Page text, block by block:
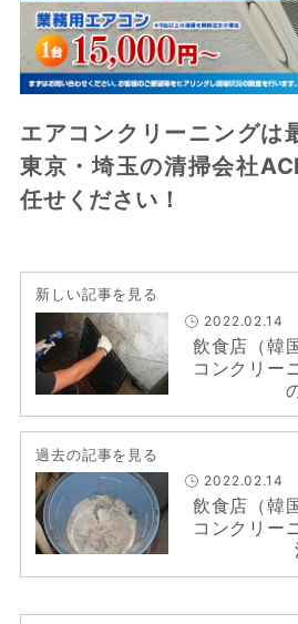
エアコンクリーニングは
東京・埼玉の清掃会社
任せください！
新しい記事を見る
2022.02.14
飲食店（韓
コンクリー
過去の記事を見る
2022.02.14
飲食店（韓
コンクリー